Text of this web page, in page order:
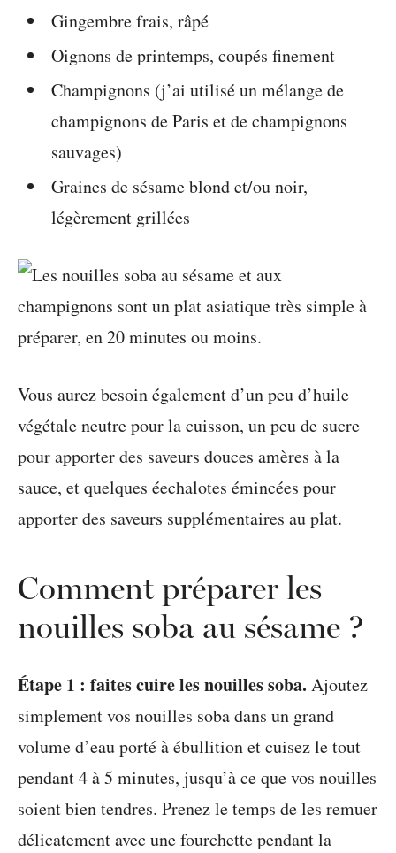
Gingembre frais, râpé
Oignons de printemps, coupés finement
Champignons (j’ai utilisé un mélange de
champignons de Paris et de champignons
sauvages)
Graines de sésame blond et/ou noir,
légèrement grillées
Vous aurez besoin également d’un peu d’huile
végétale neutre pour la cuisson, un peu de sucre
pour apporter des saveurs douces amères à la
sauce, et quelques éechalotes émincées pour
apporter des saveurs supplémentaires au plat.
Comment préparer les
nouilles soba au sésame ?
Étape 1 : faites cuire les nouilles soba. Ajoutez
simplement vos nouilles soba dans un grand
volume d’eau porté à ébullition et cuisez le tout
pendant 4 à 5 minutes, jusqu’à ce que vos nouilles
soient bien tendres. Prenez le temps de les remuer
délicatement avec une fourchette pendant la